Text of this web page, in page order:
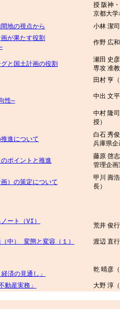
授 阪神
京都大
地の視点から
小林 潔
が果たす役割
作野 広
と国土計画の役割
瀬田 史
専攻 准
田村 亨
性―
中出 文
中村 隆
授）
進について
白石 秀
兵庫県
ポイントと推進
藤原 啓
管理企画
）の策定について
甲川 壽
長）
ート（VI）
荒井 俊
中） 変態と変容（１）
渡辺 直
済の見通し」
乾 晴彦
動産実務」 大野 淳